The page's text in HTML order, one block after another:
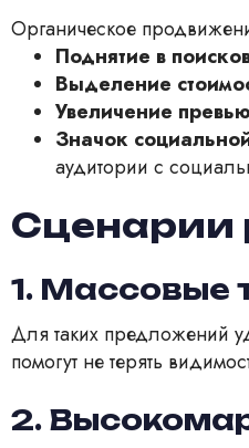
Органическое
Поднятие в
Выделение
Увеличение
Значок
аудитории с
Сценарии
1. Массовые
Для таких предложений
помогут не терять
2.